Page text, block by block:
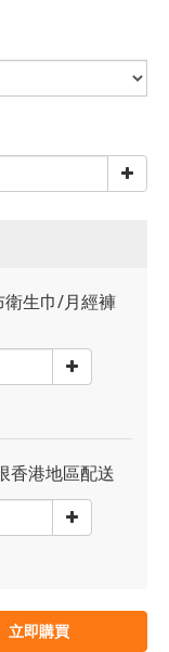
生巾/月經褲
香港地區配送
立即購買